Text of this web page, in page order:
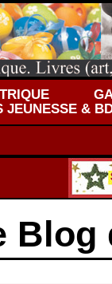
JEUNESSE &
Blog